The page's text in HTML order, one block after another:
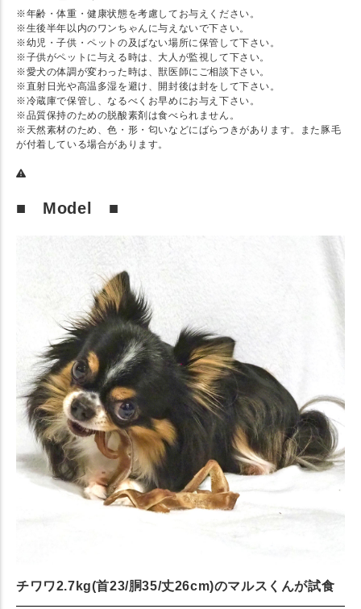
※年齢・体重・健康状態を考慮してお与えください。
※生後半年以内のワンちゃんに与えないで下さい。
※幼児・子供・ペットの及ばない場所に保管して下さい。
※子供がペットに与える時は、大人が監視して下さい。
※愛犬の体調が変わった時は、獣医師にご相談下さい。
※直射日光や高温多湿を避け、開封後は封をして下さい。
※冷蔵庫で保管し、なるべくお早めにお与え下さい。
※品質保持のための脱酸素剤は食べられません。
※天然素材のため、色・形・匂いなどにばらつきがあります。また豚毛
が付着している場合があります。
■ Model ■
チワワ2.7kg(首23/胴35/丈26cm)のマルスくんが試食